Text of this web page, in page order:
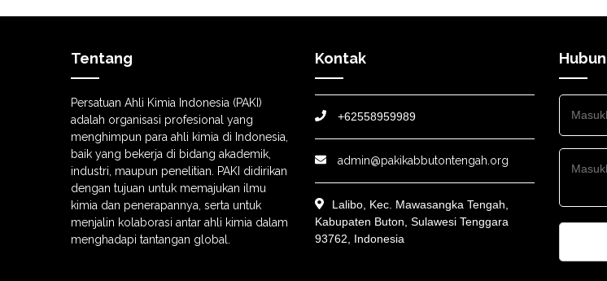
Tentang
Persatuan Ahli Kimia Indonesia (PAKI)
adalah organisasi profesional yang
menghimpun para ahli kimia di Indonesia,
baik yang bekerja di bidang akademik,
industri, maupun penelitian. PAKI didirikan
dengan tujuan untuk memajukan ilmu
kimia dan penerapannya, serta untuk
menjalin kolaborasi antar ahli kimia dalam
menghadapi tantangan global.
Kontak
+62558959989
admin@pakikabbutontengah.org
Lalibo, Kec. Mawasangka Tengah,
Kabupaten Buton, Sulawesi Tenggara
93762, Indonesia